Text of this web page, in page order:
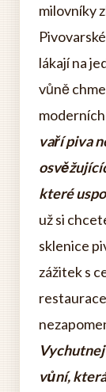
milovníky
lákají na
vůně
vaří piva
které
už si
sklenice
zážitek s
vůní,